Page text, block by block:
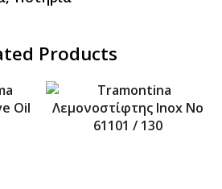
Products